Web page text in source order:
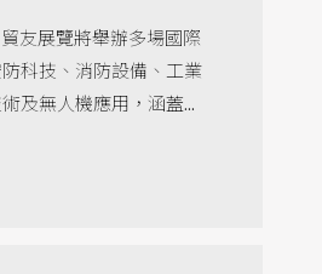
友展覽將舉辦多場國際
科技、消防設備、工業
及無人機應用，涵蓋...